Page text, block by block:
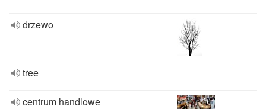
drzewo
tree
centrum handlowe